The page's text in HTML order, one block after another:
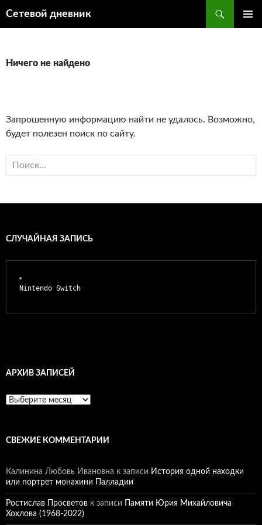
Сетевой дневник
Ничего не найдено
Запрошенную информацию найти не удалось. Возможно,
будет полезен поиск по сайту.
Найти:
СЛУЧАЙНАЯ ЗАПИСЬ
Nintendo Switch
АРХИВ ЗАПИСЕЙ
Архив
СВЕЖИЕ КОММЕНТАРИИ
Калинина Любовь Ивановна к записи История одной находки
или портрет монахини Палладии
Ростислав Просветов к записи
Памяти Юрия Михайловича
Хохлова (1968-2022)